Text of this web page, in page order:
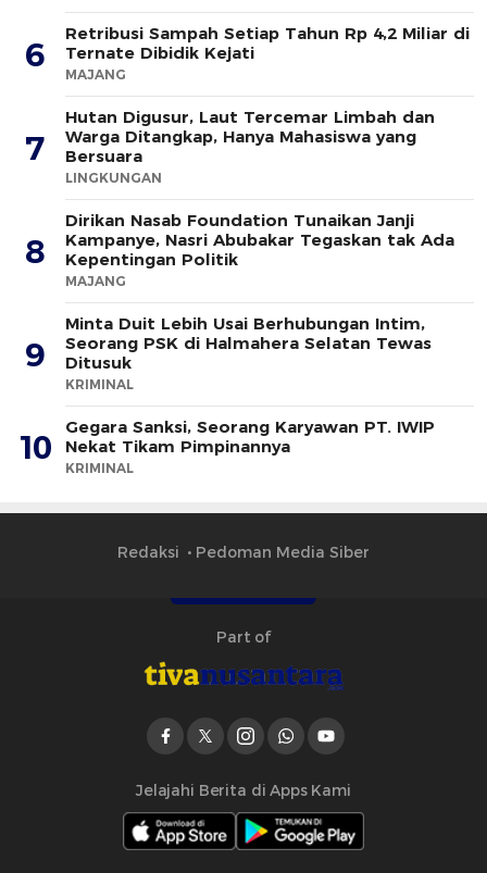
6
Retribusi Sampah Setiap Tahun Rp 4,2 Miliar di
Ternate Dibidik Kejati
MAJANG
7
Hutan Digusur, Laut Tercemar Limbah dan
Warga Ditangkap, Hanya Mahasiswa yang
Bersuara
LINGKUNGAN
8
Dirikan Nasab Foundation Tunaikan Janji
Kampanye, Nasri Abubakar Tegaskan tak Ada
Kepentingan Politik
MAJANG
9
Minta Duit Lebih Usai Berhubungan Intim,
Seorang PSK di Halmahera Selatan Tewas
Ditusuk
KRIMINAL
10
Gegara Sanksi, Seorang Karyawan PT. IWIP
Nekat Tikam Pimpinannya
KRIMINAL
Redaksi Pedoman Media Siber
Part of
Jelajahi Berita di Apps Kami